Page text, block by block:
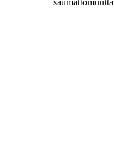
saumattomuutta